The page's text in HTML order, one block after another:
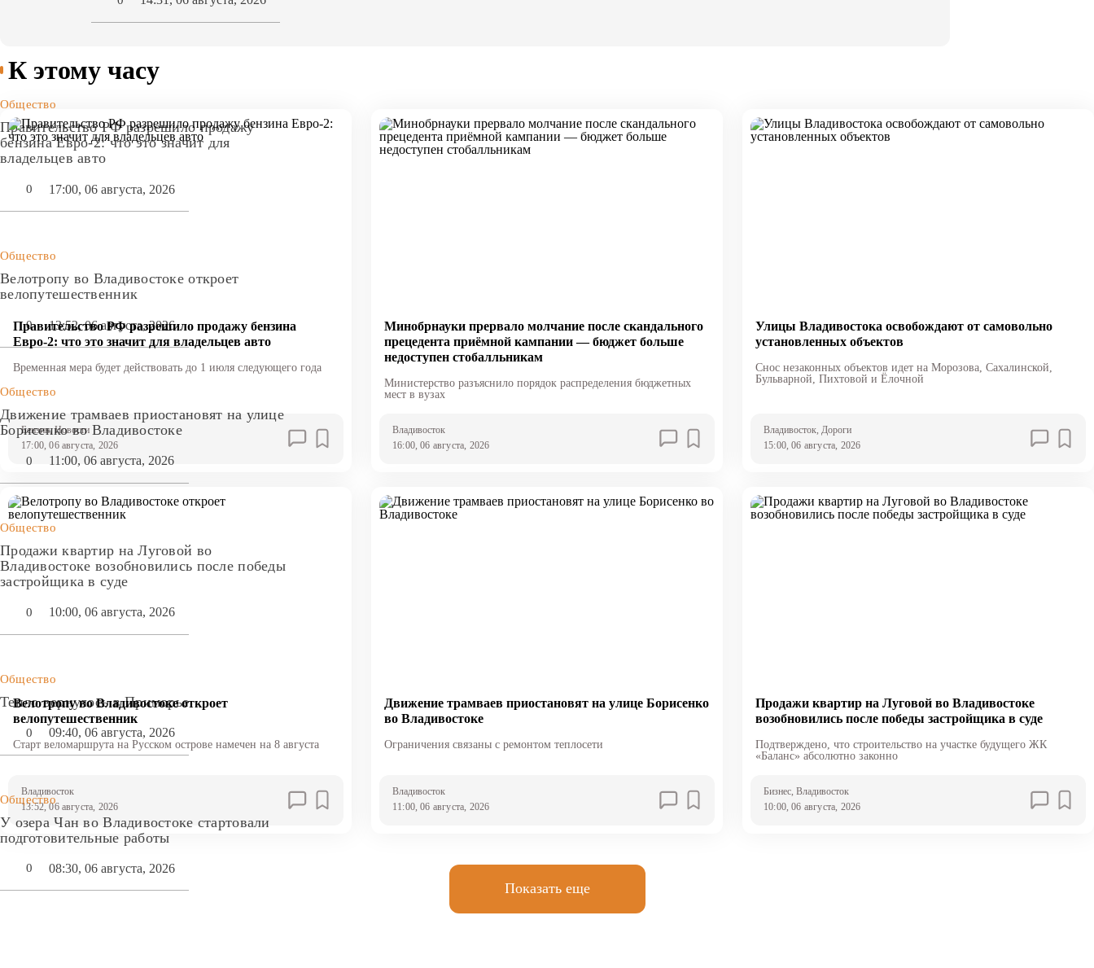
К этому часу
Общество
Правительство РФ разрешило продажу
бензина Евро-2: что это значит для
владельцев авто
0 17:00, 06 августа, 2026
Общество
Велотропу во Владивостоке откроет
велопутешественник
0 13:52, 06 августа, 2026
Общество
Движение трамваев приостановят на улице
Борисенко во Владивостоке
0 11:00, 06 августа, 2026
Общество
Продажи квартир на Луговой во
Владивостоке возобновились после победы
застройщика в суде
0 10:00, 06 августа, 2026
Общество
Тепло вернулось в Приморье
0 09:40, 06 августа, 2026
Общество
У озера Чан во Владивостоке стартовали
подготовительные работы
0 08:30, 06 августа, 2026
Правительство РФ разрешило продажу бензина
Евро-2: что это значит для владельцев авто
Временная мера будет действовать до 1 июля следующего года
Бензин, Новости
17:00, 06 августа, 2026
Минобрнауки прервало молчание после скандального
прецедента приёмной кампании — бюджет больше
недоступен стобалльникам
Министерство разъяснило порядок распределения бюджетных
мест в вузах
Владивосток
16:00, 06 августа, 2026
Улицы Владивостока освобождают от самовольно
установленных объектов
Снос незаконных объектов идет на Морозова, Сахалинской,
Бульварной, Пихтовой и Ёлочной
Владивосток, Дороги
15:00, 06 августа, 2026
Велотропу во Владивостоке откроет
велопутешественник
Старт веломаршрута на Русском острове намечен на 8 августа
Владивосток
13:52, 06 августа, 2026
Движение трамваев приостановят на улице Борисенко
во Владивостоке
Ограничения связаны с ремонтом теплосети
Владивосток
11:00, 06 августа, 2026
Продажи квартир на Луговой во Владивостоке
возобновились после победы застройщика в суде
Подтверждено, что строительство на участке будущего ЖК
«Баланс» абсолютно законно
Бизнес, Владивосток
10:00, 06 августа, 2026
Показать еще